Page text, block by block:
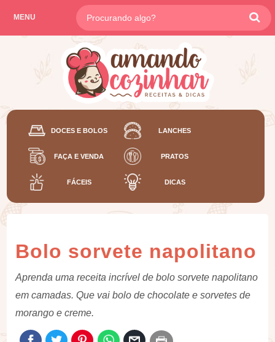
MENU
DOCES E BOLOS LANCHES
FAÇA E VENDA PRATOS
FÁCEIS DICAS
Bolo sorvete napolitano
Aprenda uma receita incrível de bolo sorvete napolitano
em camadas. Que vai bolo de chocolate e sorvetes de
morango e creme.